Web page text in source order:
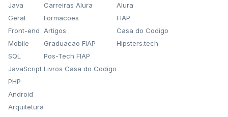
Java
Geral
Front-end
Mobile
SQL
JavaScript
PHP
Android
Arquitetura
Carreiras Alura
Formacoes
Artigos
Graduacao FIAP
Pos-Tech FIAP
Livros Casa do Codigo
Alura
FIAP
Casa do Codigo
Hipsters.tech